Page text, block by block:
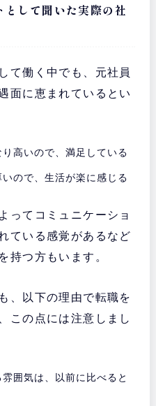
して聞いた実際の社
て働く中でも、元社員
面に恵まれているとい
高いので、満足している
ので、生活が楽に感じる
ってコミュニケーショ
ている感覚があるなど
持つ方もいます。
、以下の理由で転職を
この点には注意しまし
囲気は、以前に比べると